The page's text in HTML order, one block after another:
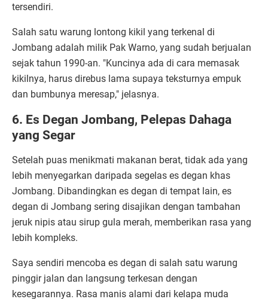
tersendiri.
Salah satu warung lontong kikil yang terkenal di
Jombang adalah milik Pak Warno, yang sudah berjualan
sejak tahun 1990-an. "Kuncinya ada di cara memasak
kikilnya, harus direbus lama supaya teksturnya empuk
dan bumbunya meresap," jelasnya.
6. Es Degan Jombang, Pelepas Dahaga
yang Segar
Setelah puas menikmati makanan berat, tidak ada yang
lebih menyegarkan daripada segelas es degan khas
Jombang. Dibandingkan es degan di tempat lain, es
degan di Jombang sering disajikan dengan tambahan
jeruk nipis atau sirup gula merah, memberikan rasa yang
lebih kompleks.
Saya sendiri mencoba es degan di salah satu warung
pinggir jalan dan langsung terkesan dengan
kesegarannya. Rasa manis alami dari kelapa muda